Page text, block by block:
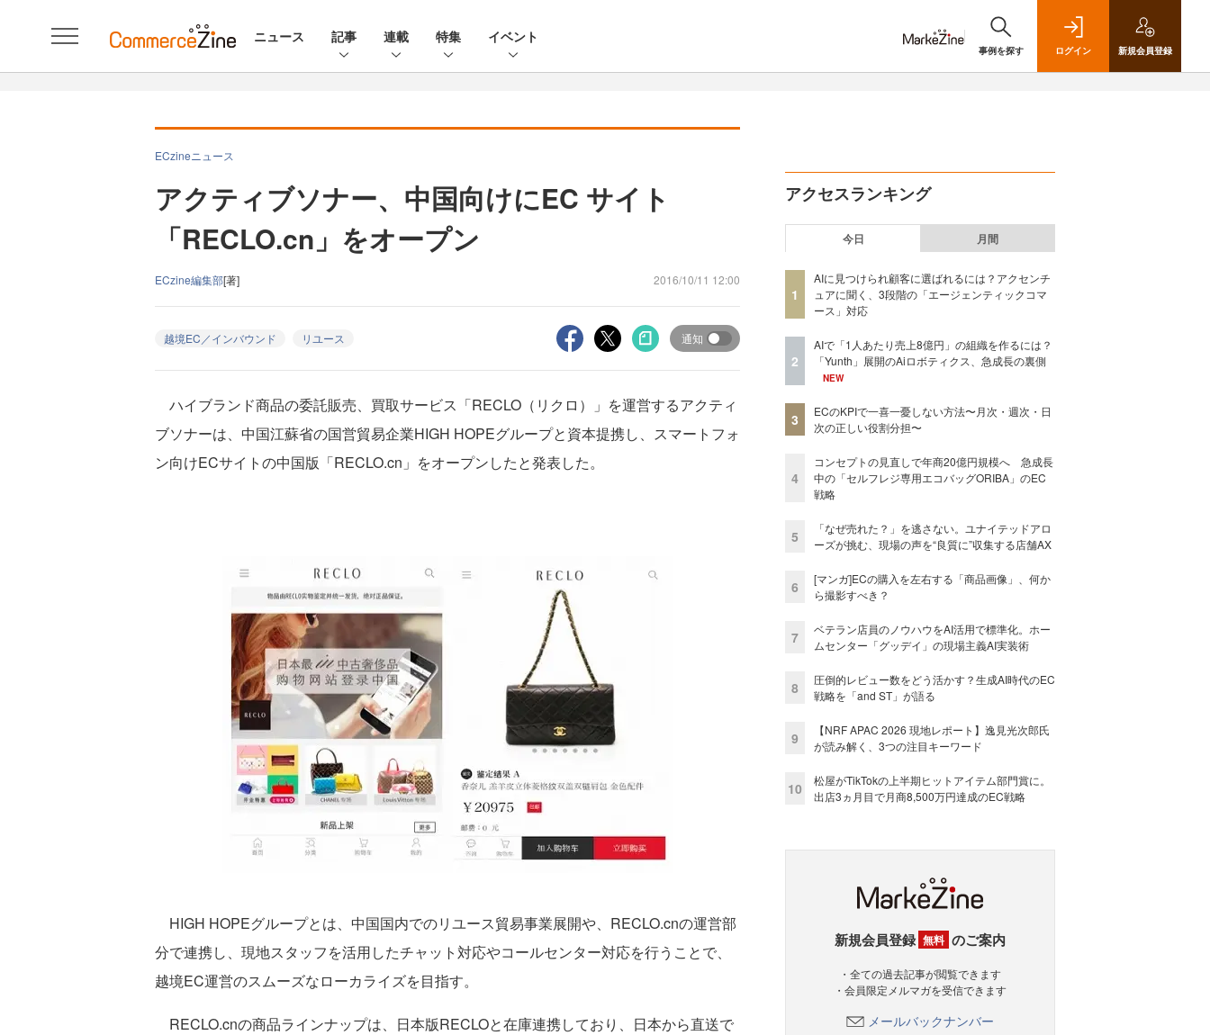
ニュース 記事 連載 特集 イベント
事例を探す ログイン 新規会員登録
ECzineニュース
アクティブソナー、中国向けにEC サイト
「RECLO.cn」をオープン
ECzine編集部[著] 2016/10/11 12:00
越境EC／インバウンド リユース 通知
ハイブランド商品の委託販売、買取サービス「RECLO（リクロ）」を運営するアクティ
ブソナーは、中国江蘇省の国営貿易企業HIGH HOPEグループと資本提携し、スマートフォ
ン向けECサイトの中国版「RECLO.cn」をオープンしたと発表した。
HIGH HOPEグループとは、中国国内でのリユース貿易事業展開や、RECLO.cnの運営部
分で連携し、現地スタッフを活用したチャット対応やコールセンター対応を行うことで、
越境EC運営のスムーズなローカライズを目指す。
RECLO.cnの商品ラインナップは、日本版RECLOと在庫連携しており、日本から直送で
アクセスランキング
今日 月間
1
AIに見つけられ顧客に選ばれるには？アクセンチ
ュアに聞く、3段階の「エージェンティックコマ
ース」対応
2
AIで「1人あたり売上8億円」の組織を作るには？
「Yunth」展開のAiロボティクス、急成長の裏側
NEW
3
ECのKPIで一喜一憂しない方法〜月次・週次・日
次の正しい役割分担〜
4
コンセプトの見直しで年商20億円規模へ 急成長
中の「セルフレジ専用エコバッグORIBA」のEC
戦略
5
「なぜ売れた？」を逃さない。ユナイテッドアロ
ーズが挑む、現場の声を“良質に”収集する店舗AX
6
[マンガ]ECの購入を左右する「商品画像」、何か
ら撮影すべき？
7
ベテラン店員のノウハウをAI活用で標準化。ホー
ムセンター「グッデイ」の現場主義AI実装術
8
圧倒的レビュー数をどう活かす？生成AI時代のEC
戦略を「and ST」が語る
9
【NRF APAC 2026 現地レポート】逸見光次郎氏
が読み解く、3つの注目キーワード
10
松屋がTikTokの上半期ヒットアイテム部門賞に。
出店3ヵ月目で月商8,500万円達成のEC戦略
新規会員登録 無料 のご案内
・全ての過去記事が閲覧できます
・会員限定メルマガを受信できます
メールバックナンバー